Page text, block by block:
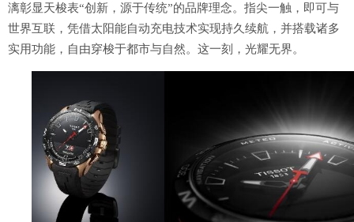
漓彰显天梭表“创新，源于传统”的品牌理念。指尖一触，即可与
世界互联，凭借太阳能自动充电技术实现持久续航，并搭载诸多
实用功能，自由穿梭于都市与自然。这一刻，光耀无界。